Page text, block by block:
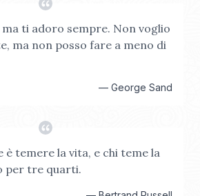
ti adoro sempre. Non voglio
ma non posso fare a meno di
— George Sand
è temere la vita, e chi teme la
per tre quarti.